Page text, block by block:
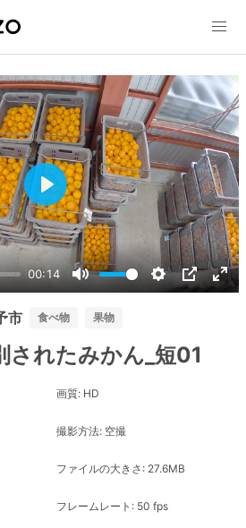
00:14
Mute Settings
PIP
Play
市 食べ物 果物
されたみかん_短01
画質: HD
撮影方法: 空撮
ファイルの大きさ: 27.6MB
フレームレート: 50 fps